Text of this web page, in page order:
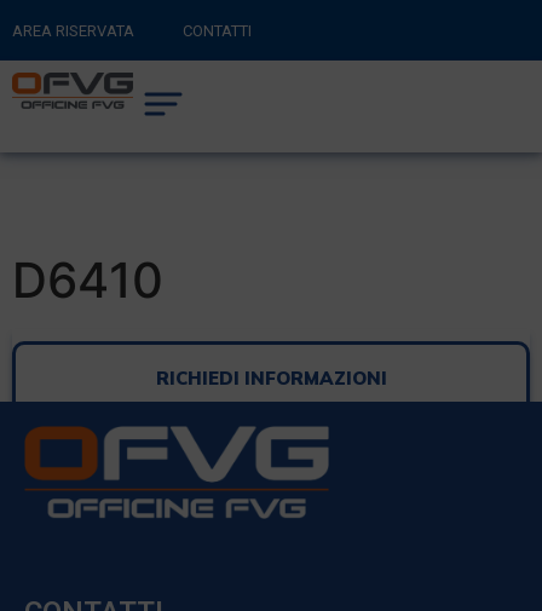
AREA RISERVATA CONTATTI
RITORNA AL SITO PRINCIPALE
CARRELLO
D6410
RICHIEDI INFORMAZIONI